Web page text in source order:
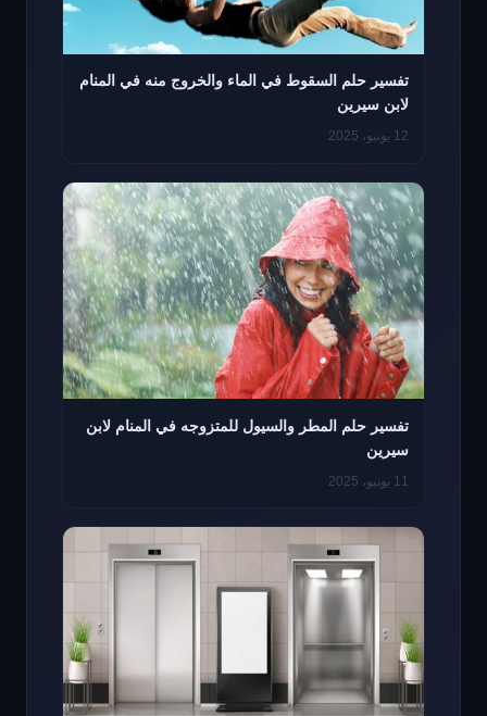
تفسير حلم السقوط في الماء والخروج منه في المنام
لابن سيرين
12 يونيو، 2025
تفسير حلم المطر والسيول للمتزوجه في المنام لابن
سيرين
11 يونيو، 2025